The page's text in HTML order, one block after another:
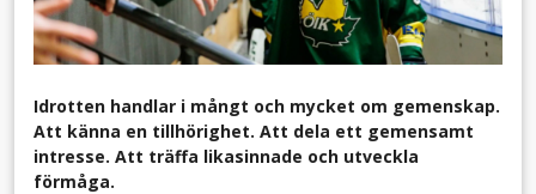
Idrotten handlar i mångt och mycket om gemenskap.
Att känna en tillhörighet. Att dela ett gemensamt
intresse. Att träffa likasinnade och utveckla
förmåga.